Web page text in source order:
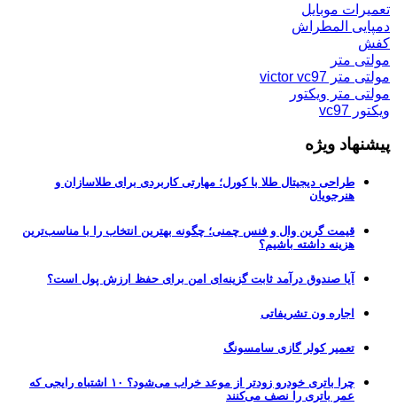
تعمیرات موبایل
دمپایی المطراش
کفش
مولتی متر
مولتی متر victor vc97
مولتی متر ویکتور
ویکتور vc97
پیشنهاد ویژه
طراحی دیجیتال طلا با کورل؛ مهارتی کاربردی برای طلاسازان و
هنرجویان
قیمت گرین وال و فنس چمنی؛ چگونه بهترین انتخاب را با مناسب‌ترین
هزینه داشته باشیم؟
آیا صندوق درآمد ثابت گزینه‌ای امن برای حفظ ارزش پول است؟
اجاره ون تشریفاتی
تعمیر کولر گازی سامسونگ
چرا باتری خودرو زودتر از موعد خراب می‌شود؟ ۱۰ اشتباه رایجی که
عمر باتری را نصف می‌کنند